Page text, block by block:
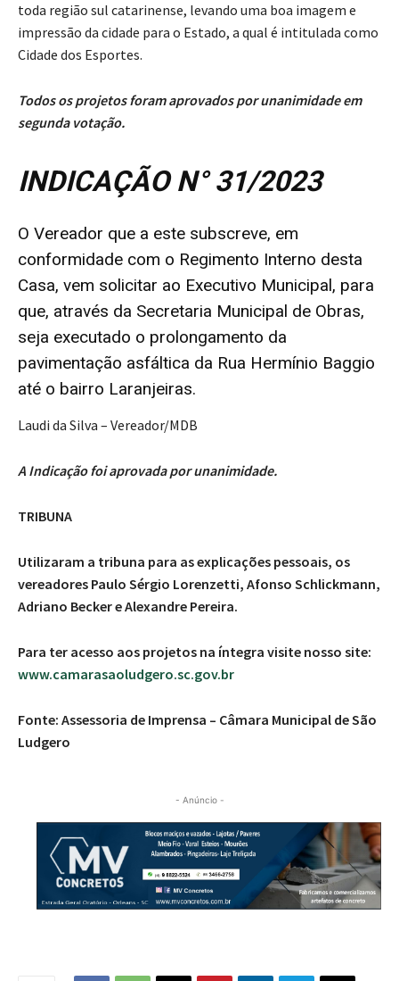
toda região sul catarinense, levando uma boa imagem e
impressão da cidade para o Estado, a qual é intitulada como
Cidade dos Esportes.
Todos os projetos foram aprovados por unanimidade em
segunda votação.
INDICAÇÃO N° 31/2023
O Vereador que a este subscreve, em
conformidade com o Regimento Interno desta
Casa, vem solicitar ao Executivo Municipal, para
que, através da Secretaria Municipal de Obras,
seja executado o prolongamento da
pavimentação asfáltica da Rua Hermínio Baggio
até o bairro Laranjeiras.
Laudi da Silva – Vereador/MDB
A Indicação foi aprovada por unanimidade.
TRIBUNA
Utilizaram a tribuna para as explicações pessoais, os
vereadores Paulo Sérgio Lorenzetti, Afonso Schlickmann,
Adriano Becker e Alexandre Pereira.
Para ter acesso aos projetos na íntegra visite nosso site:
www.camarasaoludgero.sc.gov.br
Fonte: Assessoria de Imprensa – Câmara Municipal de São
Ludgero
- Anúncio -